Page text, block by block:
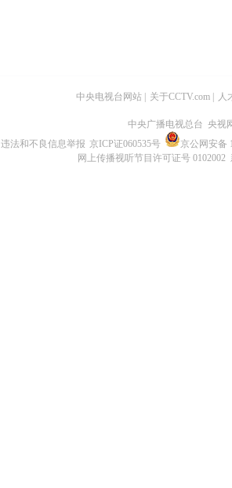
中央电视台网站 | 关于CCTV.com | 人
中央广播电视总台 央视
违法和不良信息举报 京ICP证060535号
京公网安备
网上传播视听节目许可证号 0102002